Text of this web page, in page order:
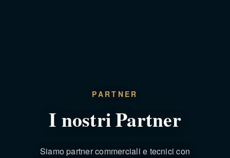
PARTNER
I nostri Partner
Siamo partner commerciali e tecnici con